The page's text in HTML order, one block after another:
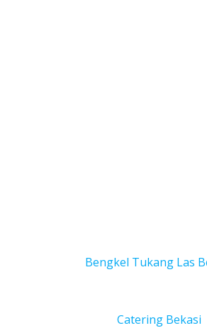
Bengkel Tukang Las
Catering Bekasi